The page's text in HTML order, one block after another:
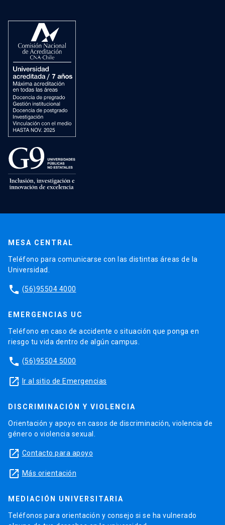
MESA CENTRAL
Teléfono para comunicarse con las distintas áreas de la
Universidad.
phone (56)95504 4000
EMERGENCIAS UC
Teléfono en caso de accidente o situación que ponga en
riesgo tu vida dentro de algún campus.
phone (56)95504 5000
launch Ir al sitio de Emergencias
DISCRIMINACIÓN Y VIOLENCIA
Orientación y apoyo en casos de discriminación, violencia de
género o violencia sexual.
launch Contacto para apoyo
launch Más orientación
MEDIACIÓN UNIVERSITARIA
Teléfonos para orientación y consejo si se ha vulnerado